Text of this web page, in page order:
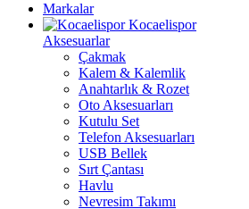
Markalar
Kocaelispor
Aksesuarlar
Çakmak
Kalem & Kalemlik
Anahtarlık & Rozet
Oto Aksesuarları
Kutulu Set
Telefon Aksesuarları
USB Bellek
Sırt Çantası
Havlu
Nevresim Takımı